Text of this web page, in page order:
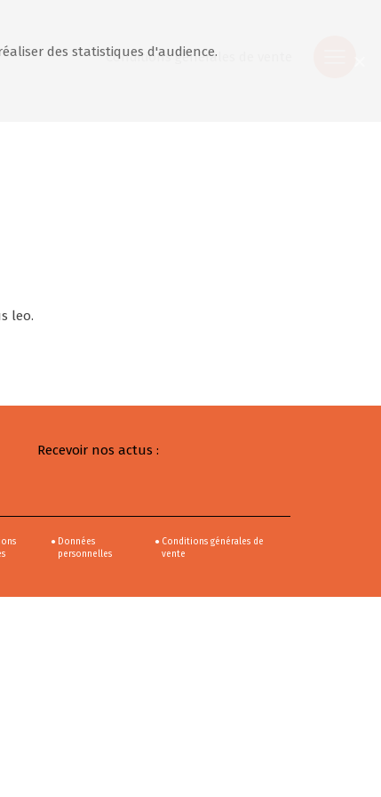
Conditions générales de vente
leo.
des statistiques d'audience.
Recevoir nos actus :
Données
personnelles
Conditions générales de
vente